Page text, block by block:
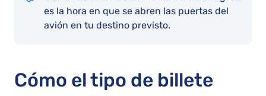
es la hora en que se abren las puertas del
avión en tu destino previsto.
Cómo el tipo de billete